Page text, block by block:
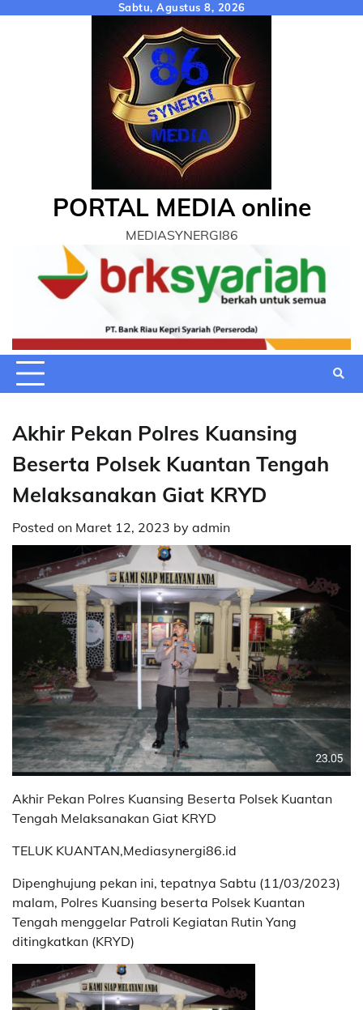
Sabtu, Agustus 8, 2026
PORTAL MEDIA online
MEDIASYNERGI86
Akhir Pekan Polres Kuansing
Beserta Polsek Kuantan Tengah
Melaksanakan Giat KRYD
Posted on Maret 12, 2023 by admin
Akhir Pekan Polres Kuansing Beserta Polsek Kuantan
Tengah Melaksanakan Giat KRYD
TELUK KUANTAN,Mediasynergi86.id
Dipenghujung pekan ini, tepatnya Sabtu (11/03/2023)
malam, Polres Kuansing beserta Polsek Kuantan
Tengah menggelar Patroli Kegiatan Rutin Yang
ditingkatkan (KRYD)